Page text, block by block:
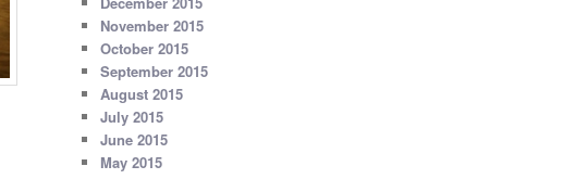
November 2015
October 2015
September 2015
August 2015
July 2015
June 2015
May 2015